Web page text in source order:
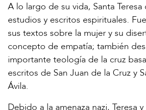
A lo largo de su vida, Santa
estudios y escritos espirituales.
sus textos sobre la mujer y su
concepto de empatía; también
importante teología de la cruz
escritos de San Juan de la Cruz y
Ávila.
Debido a la amenaza nazi, Teresa